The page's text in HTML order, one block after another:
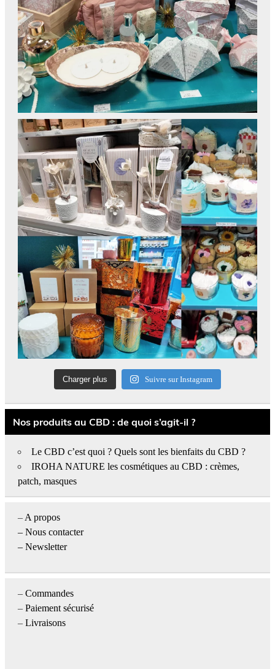
Charger plus Suivre sur Instagram
Nos produits au CBD : de quoi s’agit-il ?
Le CBD c’est quoi ? Quels sont les bienfaits du CBD ?
IROHA NATURE les cosmétiques au CBD : crèmes,
patch, masques
– A propos
– Nous contacter
– Newsletter
– Commandes
– Paiement sécurisé
– Livraisons